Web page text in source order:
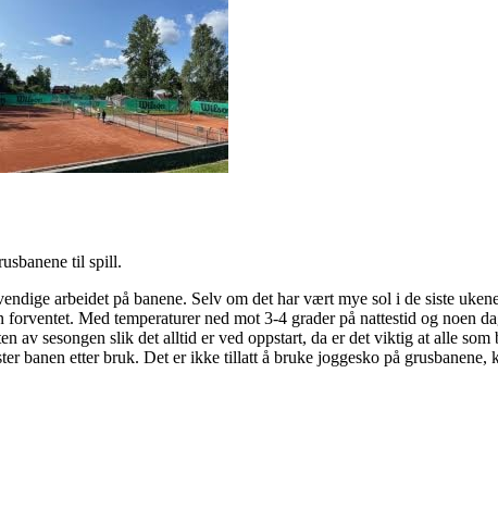
til spill.
arbeidet på banene. Selv om det har vært mye sol i de siste
Med temperaturer ned mot 3-4 grader på nattestid og noen
av sesongen slik det alltid er ved oppstart, da er det viktig at alle som
banen etter bruk. Det er ikke tillatt å bruke joggesko på grusbanene,